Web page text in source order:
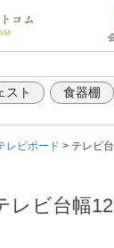
スト 食器棚
レビボード テレビ
レビ台幅